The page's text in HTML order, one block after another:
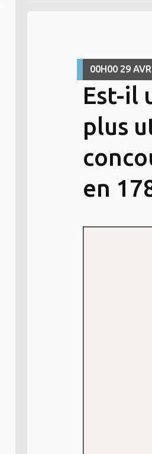
00H00 29
Est-il
plus
en